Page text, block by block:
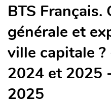
BTS Français.
générale et
ville capitale ?
2024 et 2025
2025